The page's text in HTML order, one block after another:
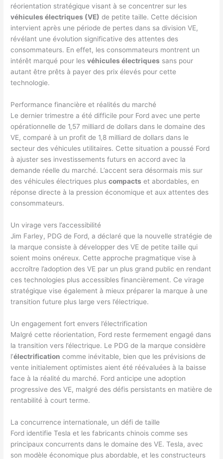
réorientation stratégique visant à se concentrer sur les
véhicules électriques (VE) de petite taille. Cette décision
intervient après une période de pertes dans sa division VE,
révélant une évolution significative des attentes des
consommateurs. En effet, les consommateurs montrent un
intérêt marqué pour lesvéhicules électriques sans pour
autant être prêts à payer des prix élevés pour cette
technologie.
Performance financière et réalités du marché
Le dernier trimestre a été difficile pour Ford avec une perte
opérationnelle de 1,57 milliard de dollars dans le domaine des
VE, comparé à un profit de 1,8 milliard de dollars dans le
secteur des véhicules utilitaires. Cette situation a poussé Ford
à ajuster ses investissements futurs en accord avec la
demande réelle du marché. L’accent sera désormais mis sur
des véhicules électriques pluscompacts et abordables, en
réponse directe à la pression économique et aux attentes des
consommateurs.
Un virage vers l’accessibilité
Jim Farley, PDG de Ford, a déclaré que la nouvelle stratégie de
la marque consiste à développer des VE de petite taille qui
soient moins onéreux. Cette approche pragmatique vise à
accroître l’adoption des VE par un plus grand public en rendant
ces technologies plus accessibles financièrement. Ce virage
stratégique vise également à mieux préparer la marque à une
transition future plus large vers l’électrique.
Un engagement fort envers l’électrification
Malgré cette réorientation, Ford reste fermement engagé dans
la transition vers l’électrique. Le PDG de la marque considère
l’électrification comme inévitable, bien que les prévisions de
vente initialement optimistes aient été réévaluées à la baisse
face à la réalité du marché. Ford anticipe une adoption
progressive des VE, malgré des défis persistants en matière de
rentabilité à court terme.
La concurrence internationale, un défi de taille
Ford identifie Tesla et les fabricants chinois comme ses
principaux concurrents dans le domaine des VE. Tesla, avec
son modèle économique plus abordable, et les constructeurs